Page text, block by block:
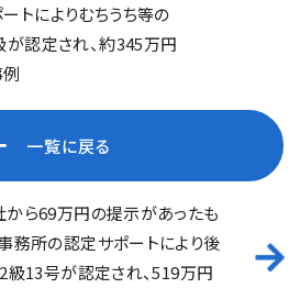
トによりむちうち等の
認定され、約345万円
一覧に戻る
ら69万円の提示があったも
務所の認定サポートにより後
級13号が認定され、519万円